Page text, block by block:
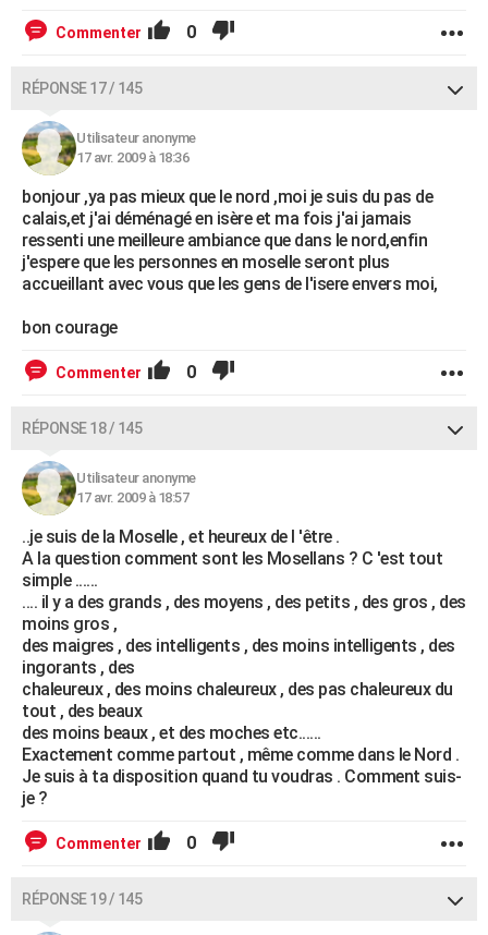
Commenter 0
RÉPONSE 17 / 145
Utilisateur anonyme
17 avr. 2009 à 18:36
bonjour ,ya pas mieux que le nord ,moi je suis du pas de
calais,et j'ai déménagé en isère et ma fois j'ai jamais
ressenti une meilleure ambiance que dans le nord,enfin
j'espere que les personnes en moselle seront plus
accueillant avec vous que les gens de l'isere envers moi,
bon courage
Commenter 0
RÉPONSE 18 / 145
Utilisateur anonyme
17 avr. 2009 à 18:57
..je suis de la Moselle , et heureux de l 'être .
A la question comment sont les Mosellans ? C 'est tout
simple ......
.... il y a des grands , des moyens , des petits , des gros , des
moins gros ,
des maigres , des intelligents , des moins intelligents , des
ingorants , des
chaleureux , des moins chaleureux , des pas chaleureux du
tout , des beaux
des moins beaux , et des moches etc......
Exactement comme partout , même comme dans le Nord .
Je suis à ta disposition quand tu voudras . Comment suis-
je ?
Commenter 0
RÉPONSE 19 / 145